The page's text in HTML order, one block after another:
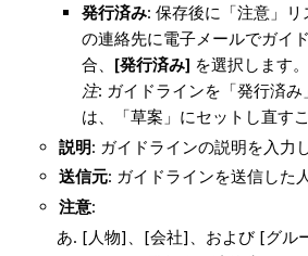
発行済み: 保存後に「注意」リ
の連絡先に電子メールでガイ
合、 [発行済み] を選択します。
注: ガイドラインを「発行済
は、「草案」にセットし直す
説明: ガイドラインの説明を入力
送信元: ガイドラインを送信した
注意:
[人物]、[会社]、および [グル